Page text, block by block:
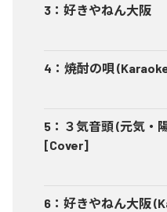
3 ： 好きやねん大阪
4 ： 焼酎の唄
5 ： ３気音頭 (元気・
[Cover]
6 ： 好きやねん大阪